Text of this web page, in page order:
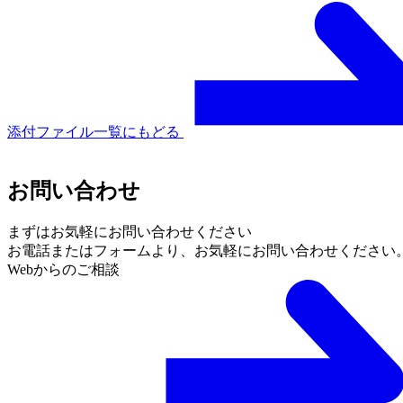
添付ファイル一覧にもどる
お問い合わせ
まずはお気軽にお問い合わせください
お電話またはフォームより、 お気軽にお問い合わせください
Webからのご相談